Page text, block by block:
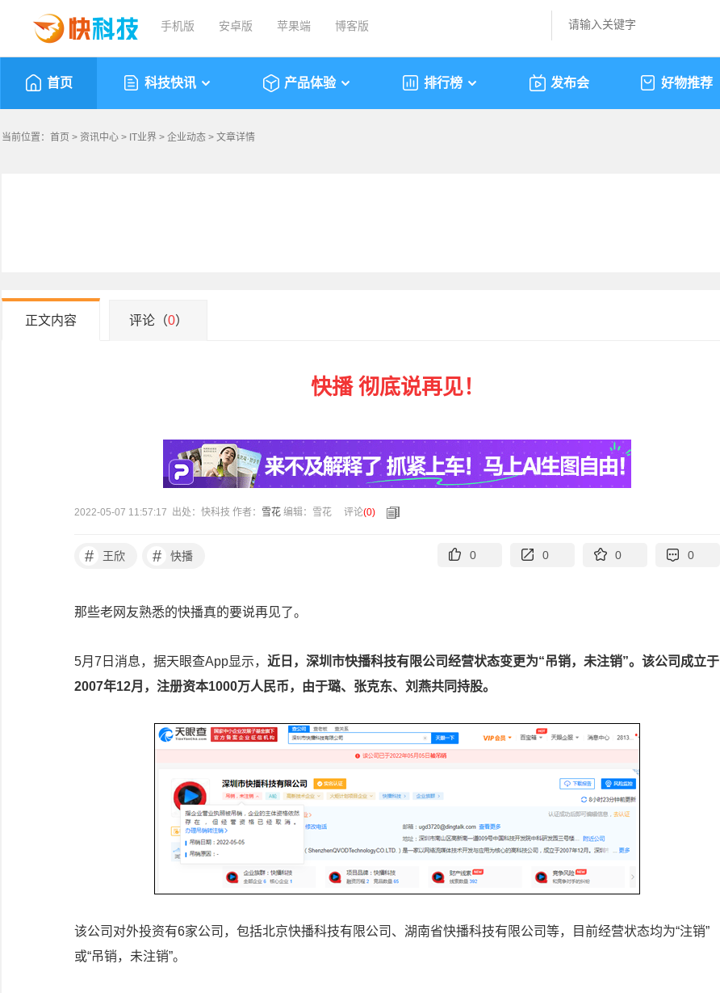
手机版 安卓版 苹果端 博客版
首页 科技快讯 产品体验 排行榜 发布会 好物推荐
当前位置： 首页 > 资讯中心 > IT业界 > 企业动态 > 文章详情
正文内容 评论（0）
快播 彻底说再见！
2022-05-07 11:57:17 出处：快科技 作者： 雪花 编辑：雪花 评论(0)
# 王欣 # 快播 0 0 0 0
那些老网友熟悉的快播真的要说再见了。
5月7日消息，据天眼查App显示， 近日，深圳市快播科技有限公司经营状态变更为“吊销，未注销”。该公司成立于
2007年12月，注册资本1000万人民币，由于璐、张克东、刘燕共同持股。
该公司对外投资有6家公司，包括北京快播科技有限公司、湖南省快播科技有限公司等，目前经营状态均为“注销”
或“吊销，未注销”。